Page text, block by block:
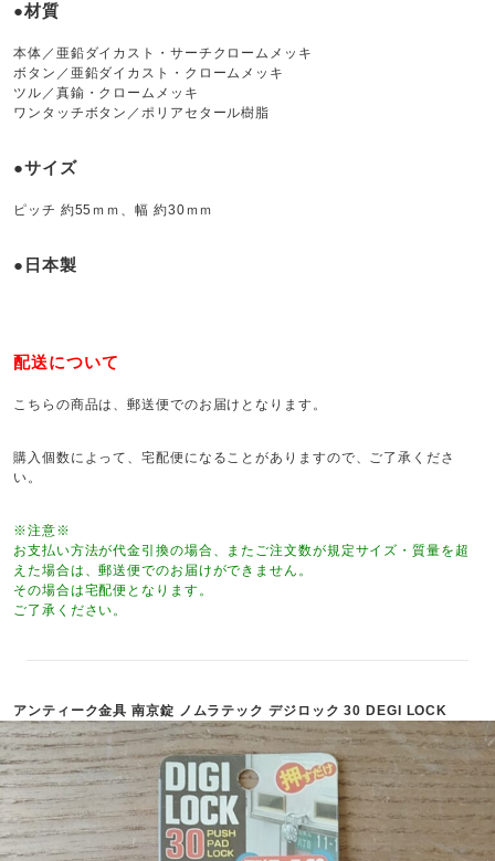
●材質
本体／亜鉛ダイカスト・サーチクロームメッキ
ボタン／亜鉛ダイカスト・クロームメッキ
ツル／真鍮・クロームメッキ
ワンタッチボタン／ポリアセタール樹脂
●サイズ
ピッチ 約55ｍｍ、幅 約30ｍｍ
●日本製
配送について
こちらの商品は、郵送便でのお届けとなります。
購入個数によって、宅配便になることがありますので、ご了承くださ
い。
※注意※
お支払い方法が代金引換の場合、またご注文数が規定サイズ・質量を超
えた場合は、郵送便でのお届けができません。
その場合は宅配便となります。
ご了承ください。
アンティーク金具 南京錠 ノムラテック デジロック 30 DEGI LOCK